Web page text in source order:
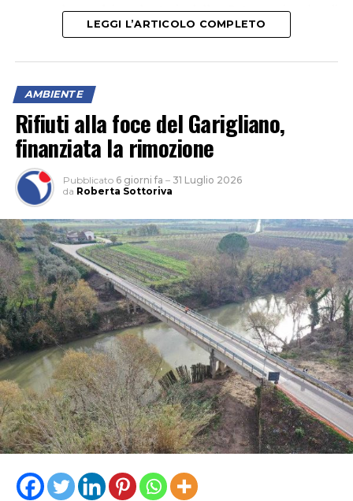
personale e dai volontari della Rete regionale di
protezione delle tartarughe. “Nei prossimi giorni
emersioni”, assicurano gli esperti.
Al 21 luglio erano 11 i nidi di tartaruga marina Caretta
caretta censiti sulle coste del Lazio, tra Torvaianica e
Sperlonga.
LEGGI L’ARTICOLO COMPLETO
AMBIENTE
Rifiuti alla foce del Garigliano,
finanziata la rimozione
Pubblicato 6 giorni fa – 31 Luglio 2026
da Roberta Sottoriva